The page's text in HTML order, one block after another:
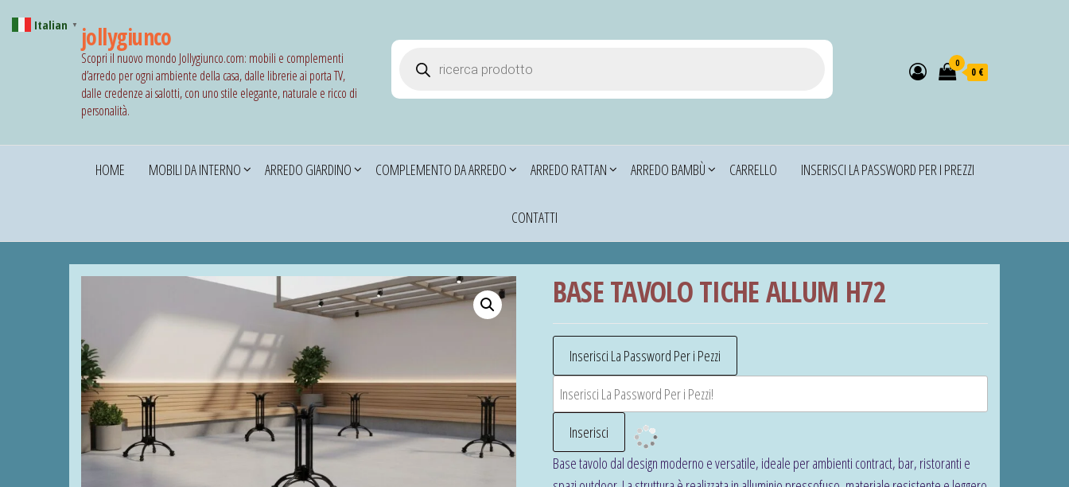
jollygiunco
Scopri il nuovo mondo Jollygiunco.com: mobili e complementi
d’arredo per ogni ambiente della casa, dalle librerie ai porta TV,
dalle credenze ai salotti, con uno stile elegante, naturale e ricco di
personalità.
0
0 €
HOME MOBILI DA INTERNO ARREDO GIARDINO COMPLEMENTO DA ARREDO ARREDO RATTAN ARREDO BAMBÙ CARRELLO INSERISCI LA PASSWORD PER I PREZZI
CONTATTI
BASE TAVOLO TICHE ALLUM H72
Base tavolo dal design moderno e versatile, ideale per ambienti contract, bar, ristoranti e
Italian ▼